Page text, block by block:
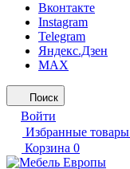
Вконтакте
Instagram
Telegram
Яндекс.Дзен
MAX
Поиск
Войти
Избранные товары
Корзина 0